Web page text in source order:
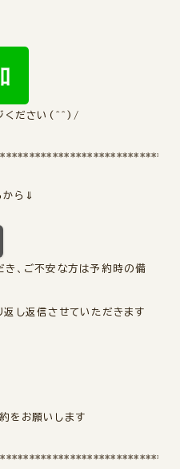
ジください(^^)/
から⇓
き、ご不安な方は予約時の備
し返信させていただきます
をお願いします